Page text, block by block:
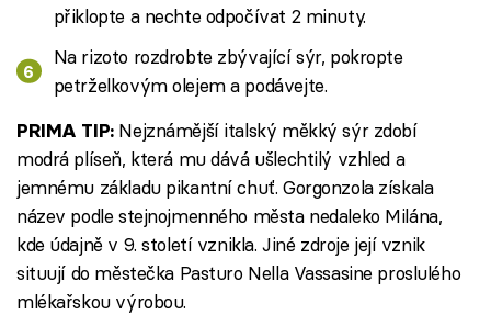
přiklopte a nechte odpočívat 2 minuty.
Na rizoto rozdrobte zbývající sýr, pokropte
petrželkovým olejem a podávejte.
PRIMA TIP:Nejznámější italský měkký sýr zdobí
modrá plíseň, která mu dává ušlechtilý vzhled a
jemnému základu pikantní chuť. Gorgonzola získala
název podle stejnojmenného města nedaleko Milána,
kde údajně v 9. století vznikla. Jiné zdroje její vznik
situují do městečka Pasturo Nella Vassasine proslulého
mlékařskou výrobou.